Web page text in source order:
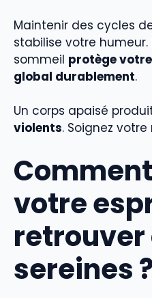
Maintenir des cycles
stabilise votre humeur.
sommeil protège
global durablement.
Un corps apaisé
violents. Soignez
votre
retrouver
sereines ?